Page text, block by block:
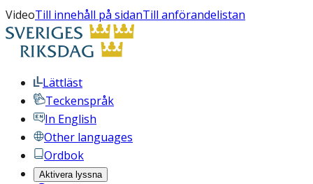
VideoTill innehåll på sidanTill anförandelistan
Lättläst
Teckenspråk
In English
Other languages
Ordbok
Aktivera lyssna